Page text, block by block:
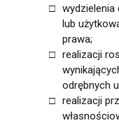
lub
prawa;
realizacji
odrębnych
realizacji